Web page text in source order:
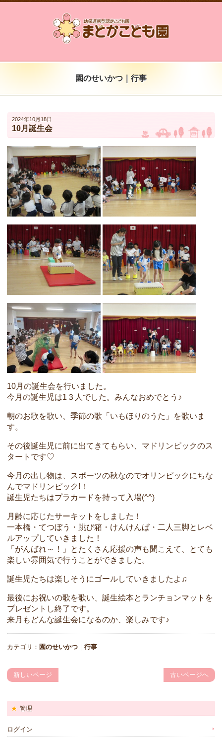
園のせいかつ｜行事
2024年10月18日
10月誕生会
10月の誕生会を行いました。
今月の誕生児は1３人でした。みんなおめでとう♪
朝のお歌を歌い、季節の歌「いもほりのうた」を歌いま
す。
その後誕生児に前に出てきてもらい、マドリンピックのス
タートです♡
今月の出し物は、スポーツの秋なのでオリンピックにちな
んでマドリンピック!！
誕生児たちはプラカードを持って入場(^^)
月齢に応じたサーキットをしました！
一本橋・てつぼう・跳び箱・けんけんぱ・二人三脚とレベ
ルアップしていきました！
「がんばれ～！」とたくさん応援の声も聞こえて、とても
楽しい雰囲気で行うことができました。
誕生児たちは楽しそうにゴールしていきましたよ♫
最後にお祝いの歌を歌い、誕生絵本とランチョンマットを
プレゼントし終了です。
来月もどんな誕生会になるのか、楽しみです♪
カテゴリ： 園のせいかつ ｜ 行事
新しいページ 古いページへ
管理
ログイン